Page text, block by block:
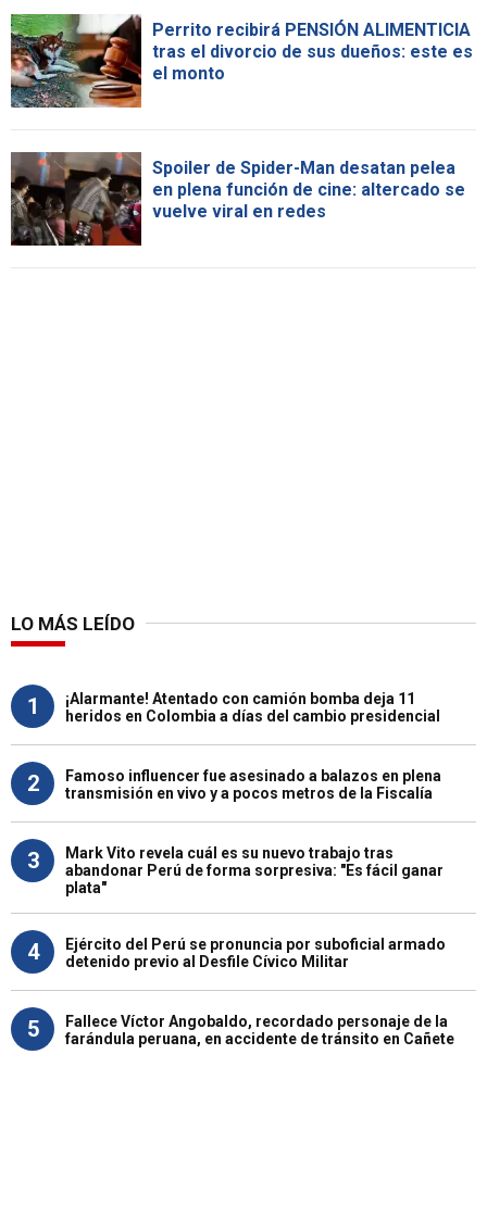
Perrito recibirá PENSIÓN ALIMENTICIA
tras el divorcio de sus dueños: este es
el monto
Spoiler de Spider-Man desatan pelea
en plena función de cine: altercado se
vuelve viral en redes
LO MÁS LEÍDO
1
¡Alarmante! Atentado con camión bomba deja 11
heridos en Colombia a días del cambio presidencial
2
Famoso influencer fue asesinado a balazos en plena
transmisión en vivo y a pocos metros de la Fiscalía
3
Mark Vito revela cuál es su nuevo trabajo tras
abandonar Perú de forma sorpresiva: "Es fácil ganar
plata"
4
Ejército del Perú se pronuncia por suboficial armado
detenido previo al Desfile Cívico Militar
5
Fallece Víctor Angobaldo, recordado personaje de la
farándula peruana, en accidente de tránsito en Cañete